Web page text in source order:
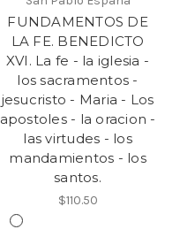
FUNDAMENTOS DE
LA FE. BENEDICTO
XVI. La fe - la iglesia -
los sacramentos -
jesucristo - Maria - Los
apostoles - la oracion -
las virtudes - los
mandamientos - los
santos.
$110.50